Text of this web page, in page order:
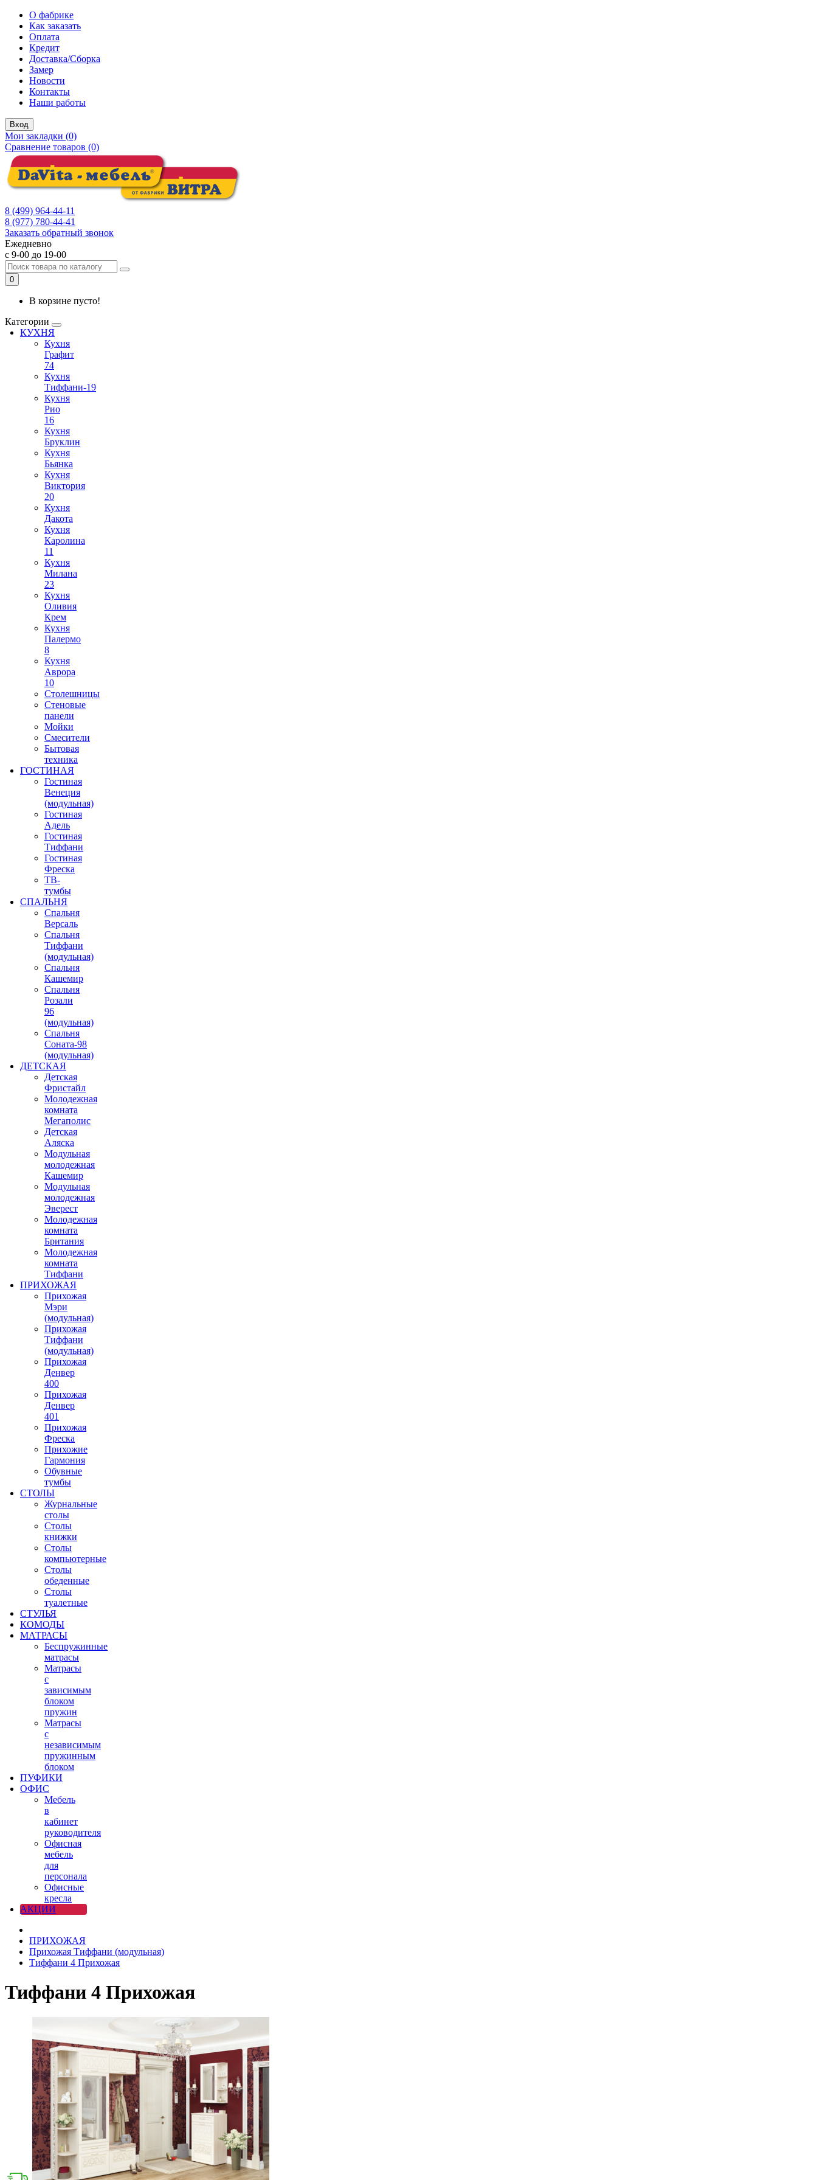
О фабрике
Как заказать
Оплата
Кредит
Доставка/Сборка
Замер
Новости
Контакты
Наши работы
Вход
Мои закладки (0)
Сравнение товаров (0)
8 (499) 964-44-11
8 (977) 780-44-41
Заказать обратный звонок
Ежедневно
с 9-00 до 19-00
0
В корзине пусто!
Категории
КУХНЯ
Кухня
Графит
74
Кухня
Тиффани-19
Кухня
Рио
16
Кухня
Бруклин
Кухня
Бьянка
Кухня
Виктория
20
Кухня
Дакота
Кухня
Каролина
11
Кухня
Милана
23
Кухня
Оливия
Крем
Кухня
Палермо
8
Кухня
Аврора
10
Столешницы
Стеновые
панели
Мойки
Смесители
Бытовая
техника
ГОСТИНАЯ
Гостиная
Венеция
(модульная)
Гостиная
Адель
Гостиная
Тиффани
Гостиная
Фреска
ТВ-
тумбы
СПАЛЬНЯ
Спальня
Версаль
Спальня
Тиффани
(модульная)
Спальня
Кашемир
Спальня
Розали
96
(модульная)
Спальня
Соната-98
(модульная)
ДЕТСКАЯ
Детская
Фристайл
Молодежная
комната
Мегаполис
Детская
Аляска
Модульная
молодежная
Кашемир
Модульная
молодежная
Эверест
Молодежная
комната
Британия
Молодежная
комната
Тиффани
ПРИХОЖАЯ
Прихожая
Мэри
(модульная)
Прихожая
Тиффани
(модульная)
Прихожая
Денвер
400
Прихожая
Денвер
401
Прихожая
Фреска
Прихожие
Гармония
Обувные
тумбы
СТОЛЫ
Журнальные
столы
Столы
книжки
Столы
компьютерные
Столы
обеденные
Столы
туалетные
СТУЛЬЯ
КОМОДЫ
МАТРАСЫ
Беспружинные
матрасы
Матрасы
с
зависимым
блоком
пружин
Матрасы
с
независимым
пружинным
блоком
ПУФИКИ
ОФИС
Мебель
в
кабинет
руководителя
Офисная
мебель
для
персонала
Офисные
кресла
АКЦИИ
ПРИХОЖАЯ
Прихожая Тиффани (модульная)
Тиффани 4 Прихожая
Тиффани 4 Прихожая